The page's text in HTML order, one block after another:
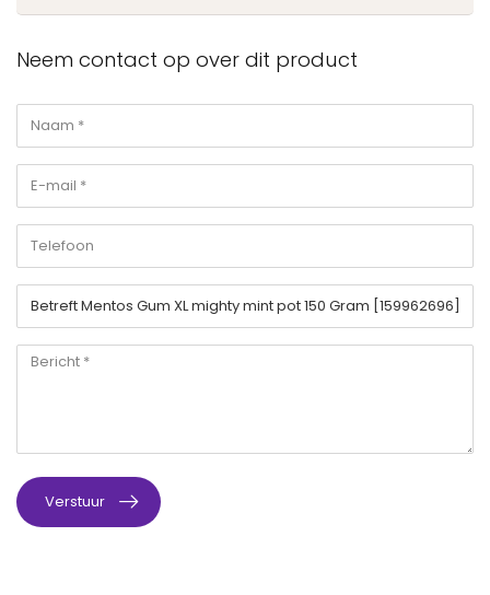
Neem contact op over dit product
Verstuur